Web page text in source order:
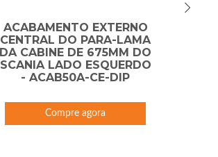
ACABAMENTO EXTERNO
CENTRAL DO PARA-LAMA
DA CABINE DE 675MM DO
SCANIA LADO ESQUERDO
- ACAB50A-CE-DIP
Compre agora